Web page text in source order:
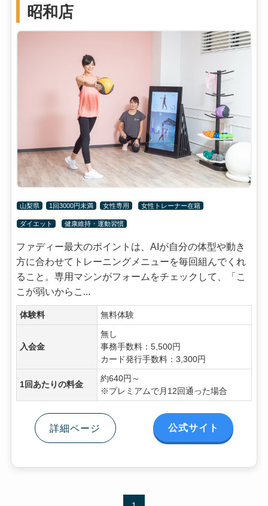
昭和店
山梨県 1回3000円未満 女性専用 女性トレーナー在籍
ダイエット 健康維持・運動習慣
ファディー最大のポイントは、AIが自分の体型や動き
方に合わせてトレーニングメニューを毎回組んでくれ
ること。専用マシンがフォームをチェックして、「こ
こが弱いからこ...
体験料 無料体験
入会金
無し
事務手数料：5,500円
カード発行手数料：3,300円
1回あたりの料金
約640円～
※プレミアムで月12回通った場合
詳細ページ 公式サイト